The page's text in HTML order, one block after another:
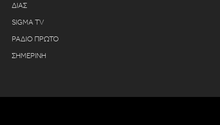
ΔΙΑΣ
SIGMA TV
ΡΑΔΙΟ ΠΡΩΤΟ
ΣΗΜΕΡΙΝΗ